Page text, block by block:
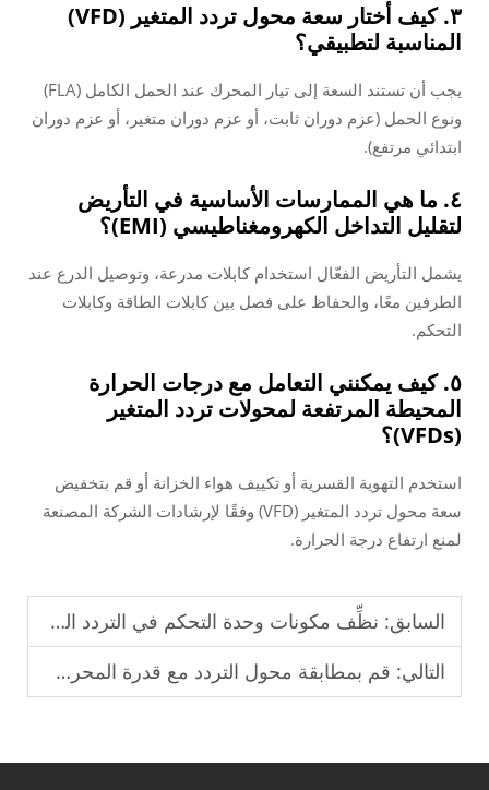
٣. كيف أختار سعة محول تردد المتغير (VFD)
المناسبة لتطبيقي؟
يجب أن تستند السعة إلى تيار المحرك عند الحمل الكامل (FLA)
ونوع الحمل (عزم دوران ثابت، أو عزم دوران متغير، أو عزم دوران
ابتدائي مرتفع).
٤. ما هي الممارسات الأساسية في التأريض
لتقليل التداخل الكهرومغناطيسي (EMI)؟
يشمل التأريض الفعّال استخدام كابلات مدرعة، وتوصيل الدرع عند
الطرفين معًا، والحفاظ على فصل بين كابلات الطاقة وكابلات
التحكم.
٥. كيف يمكنني التعامل مع درجات الحرارة
المحيطة المرتفعة لمحولات تردد المتغير
(VFDs)؟
استخدم التهوية القسرية أو تكييف هواء الخزانة أو قم بتخفيض
سعة محول تردد المتغير (VFD) وفقًا لإرشادات الشركة المصنعة
لمنع ارتفاع درجة الحرارة.
السابق: نظِّف مكونات وحدة التحكم في التردد المتغير (VFD) بانتظام لمنع حدوث أعطال.
التالي: قم بمطابقة محول التردد مع قدرة المحرك لضمان التشغيل المستقر.